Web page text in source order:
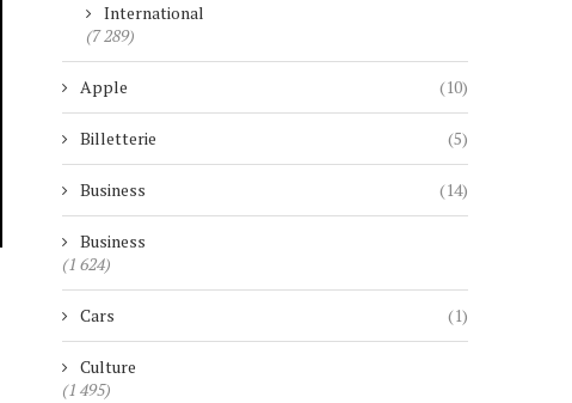
International
(7 289)
Apple (10)
Billetterie (5)
Business (14)
Business
(1 624)
Cars (1)
Culture
(1 495)